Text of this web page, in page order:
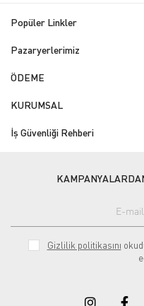
Popüler Linkler
Pazaryerlerimiz
ÖDEME
KURUMSAL
İş Güvenliği Rehberi
Gizlilik politikasını